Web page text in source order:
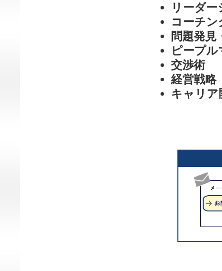
リーダー
コーチン
問題発見
ピープ
交渉術
経営戦略
キャリア